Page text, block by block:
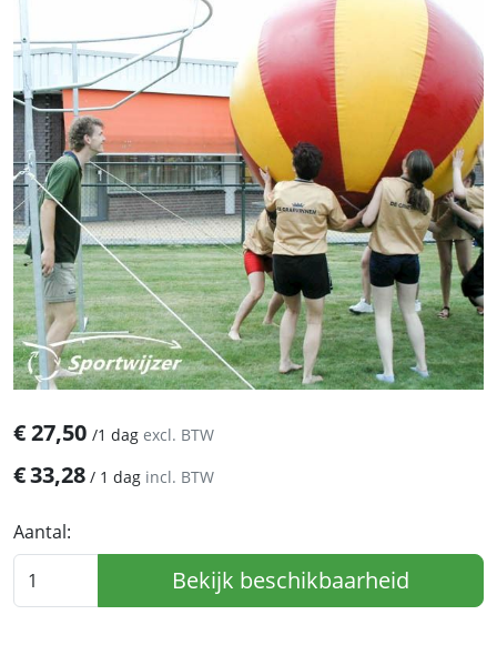
€27,50 /1 dag excl. BTW
€33,28 / 1 dag incl. BTW
Aantal:
Bekijk beschikbaarheid